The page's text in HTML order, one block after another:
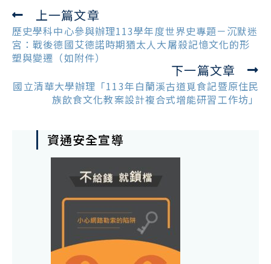
Read
more
articles
上一篇文章
歷史學科中心參與辦理113學年度世界史專題－沉默迷
宮：戰後德國艾德諾時期猶太人大屠殺記憶文化的形
塑與變遷（如附件）
下一篇文章
國立清華大學辦理「113年白蘭溪古道覓食記暨原住民
族飲食文化教案設計複合式增能研習工作坊」
資通安全宣導